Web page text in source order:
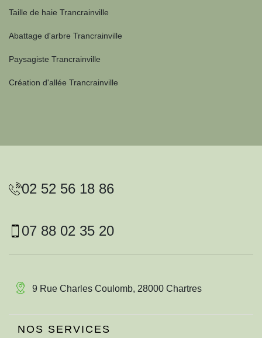
Taille de haie Trancrainville
Abattage d'arbre Trancrainville
Paysagiste Trancrainville
Création d'allée Trancrainville
02 52 56 18 86
07 88 02 35 20
9 Rue Charles Coulomb, 28000 Chartres
NOS SERVICES